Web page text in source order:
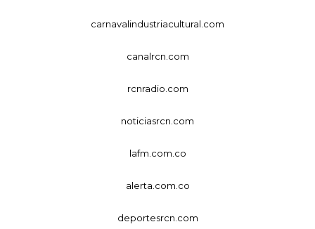
carnavalindustriacultural.com
canalrcn.com
rcnradio.com
noticiasrcn.com
lafm.com.co
alerta.com.co
deportesrcn.com